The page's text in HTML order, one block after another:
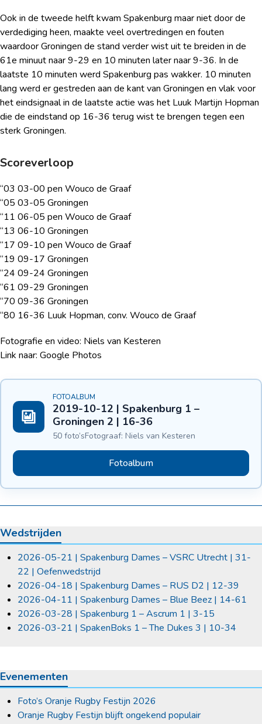
Ook in de tweede helft kwam Spakenburg maar niet door de
verdediging heen, maakte veel overtredingen en fouten
waardoor Groningen de stand verder wist uit te breiden in de
61e minuut naar 9-29 en 10 minuten later naar 9-36. In de
laatste 10 minuten werd Spakenburg pas wakker. 10 minuten
lang werd er gestreden aan de kant van Groningen en vlak voor
het eindsignaal in de laatste actie was het Luuk Martijn Hopman
die de eindstand op 16-36 terug wist te brengen tegen een
sterk Groningen.
Scoreverloop
“03 03-00 pen Wouco de Graaf
“05 03-05 Groningen
“11 06-05 pen Wouco de Graaf
“13 06-10 Groningen
“17 09-10 pen Wouco de Graaf
“19 09-17 Groningen
“24 09-24 Groningen
“61 09-29 Groningen
“70 09-36 Groningen
“80 16-36 Luuk Hopman, conv. Wouco de Graaf
Fotografie en video: Niels van Kesteren
Link naar: Google Photos
FOTOALBUM
2019-10-12 | Spakenburg 1 –
Groningen 2 | 16-36
50 foto’sFotograaf: Niels van Kesteren
Fotoalbum
Wedstrijden
2026-05-21 | Spakenburg Dames – VSRC Utrecht | 31-
22 | Oefenwedstrijd
2026-04-18 | Spakenburg Dames – RUS D2 | 12-39
2026-04-11 | Spakenburg Dames – Blue Beez | 14-61
2026-03-28 | Spakenburg 1 – Ascrum 1 | 3-15
2026-03-21 | SpakenBoks 1 – The Dukes 3 | 10-34
Evenementen
Foto’s Oranje Rugby Festijn 2026
Oranje Rugby Festijn blijft ongekend populair